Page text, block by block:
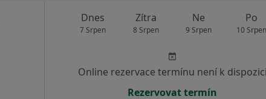
Dnes
7 Srpen
Zítra
8 Srpen
Ne
9 Srpen
Po
10 Srpen
Online rezervace termínu není k dispozici
Rezervovat termín